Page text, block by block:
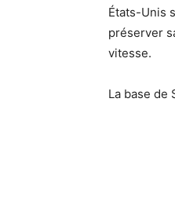
États-Unis
préserver
vitesse.
La base de